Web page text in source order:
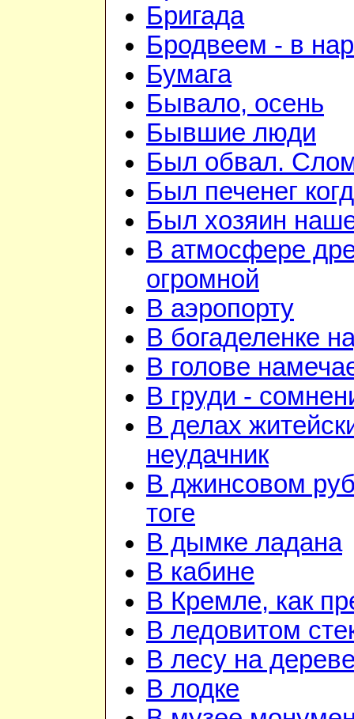
Бригада
Бродвеем - в
Бумага
Бывало, осень
Бывшие люди
Был обвал.
Был печенег
Был хозяин
В атмосфере
огромной
В аэропорту
В богаделенке
В голове
В груди -
В делах
неудачник
В джинсовом
тоге
В дымке ладана
В кабине
В Кремле, как
В ледовитом
В лесу на
В лодке